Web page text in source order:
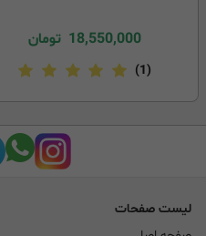
18,550,000 تومان
(1)
لیست صفحات